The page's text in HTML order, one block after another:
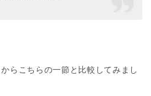
からこちらの一節と比較してみまし